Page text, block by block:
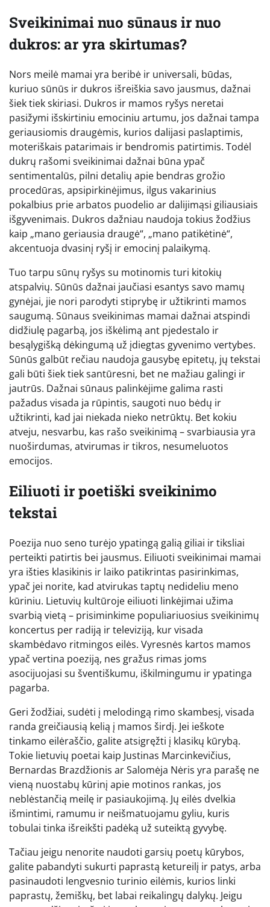
Sveikinimai nuo sūnaus ir nuo
dukros: ar yra skirtumas?
Nors meilė mamai yra beribė ir universali, būdas,
kuriuo sūnūs ir dukros išreiškia savo jausmus, dažnai
šiek tiek skiriasi. Dukros ir mamos ryšys neretai
pasižymi išskirtiniu emociniu artumu, jos dažnai tampa
geriausiomis draugėmis, kurios dalijasi paslaptimis,
moteriškais patarimais ir bendromis patirtimis. Todėl
dukrų rašomi sveikinimai dažnai būna ypač
sentimentalūs, pilni detalių apie bendras grožio
procedūras, apsipirkinėjimus, ilgus vakarinius
pokalbius prie arbatos puodelio ar dalijimąsi giliausiais
išgyvenimais. Dukros dažniau naudoja tokius žodžius
kaip „mano geriausia draugė“, „mano patikėtinė“,
akcentuoja dvasinį ryšį ir emocinį palaikymą.
Tuo tarpu sūnų ryšys su motinomis turi kitokių
atspalvių. Sūnūs dažnai jaučiasi esantys savo mamų
gynėjai, jie nori parodyti stiprybę ir užtikrinti mamos
saugumą. Sūnaus sveikinimas mamai dažnai atspindi
didžiulę pagarbą, jos iškėlimą ant pjedestalo ir
besąlygišką dėkingumą už įdiegtas gyvenimo vertybes.
Sūnūs galbūt rečiau naudoja gausybę epitetų, jų tekstai
gali būti šiek tiek santūresni, bet ne mažiau galingi ir
jautrūs. Dažnai sūnaus palinkėjime galima rasti
pažadus visada ja rūpintis, saugoti nuo bėdų ir
užtikrinti, kad jai niekada nieko netrūktų. Bet kokiu
atveju, nesvarbu, kas rašo sveikinimą – svarbiausia yra
nuoširdumas, atvirumas ir tikros, nesumeluotos
emocijos.
Eiliuoti ir poetiški sveikinimo
tekstai
Poezija nuo seno turėjo ypatingą galią giliai ir tiksliai
perteikti patirtis bei jausmus. Eiliuoti sveikinimai mamai
yra išties klasikinis ir laiko patikrintas pasirinkimas,
ypač jei norite, kad atvirukas taptų nedideliu meno
kūriniu. Lietuvių kultūroje eiliuoti linkėjimai užima
svarbią vietą – prisiminkime populiariuosius sveikinimų
koncertus per radiją ir televiziją, kur visada
skambėdavo ritmingos eilės. Vyresnės kartos mamos
ypač vertina poeziją, nes gražus rimas joms
asocijuojasi su šventiškumu, iškilmingumu ir ypatinga
pagarba.
Geri žodžiai, sudėti į melodingą rimo skambesį, visada
randa greičiausią kelią į mamos širdį. Jei ieškote
tinkamo eilėraščio, galite atsigręžti į klasikų kūrybą.
Tokie lietuvių poetai kaip Justinas Marcinkevičius,
Bernardas Brazdžionis ar Salomėja Nėris yra parašę ne
vieną nuostabų kūrinį apie motinos rankas, jos
neblėstančią meilę ir pasiaukojimą. Jų eilės dvelkia
išmintimi, ramumu ir neišmatuojamu gyliu, kuris
tobulai tinka išreikšti padėką už suteiktą gyvybę.
Tačiau jeigu nenorite naudoti garsių poetų kūrybos,
galite pabandyti sukurti paprastą ketureilį ir patys, arba
pasinaudoti lengvesnio turinio eilėmis, kurios linki
paprastų, žemiškų, bet labai reikalingų dalykų. Jeigu